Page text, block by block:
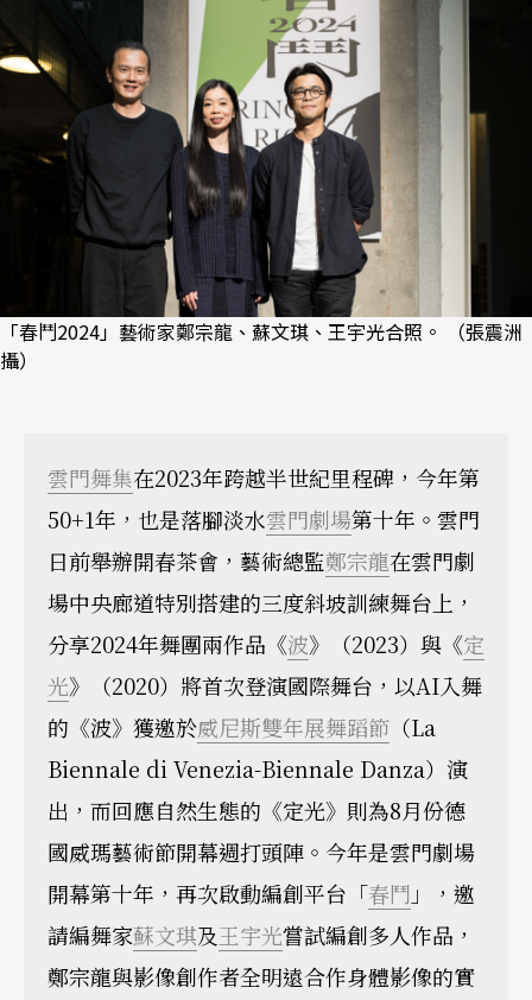
「春鬥2024」藝術家鄭宗龍、蘇文琪、王宇光合照。 （張震洲
攝）
雲門舞集在2023年跨越半世紀里程碑，今年第
50+1年，也是落腳淡水雲門劇場第十年。雲門
日前舉辦開春茶會，藝術總監鄭宗龍在雲門劇
場中央廊道特別搭建的三度斜坡訓練舞台上，
分享2024年舞團兩作品《波》（2023）與《定
光》（2020）將首次登演國際舞台，以AI入舞
的《波》獲邀於威尼斯雙年展舞蹈節 （La
Biennale di Venezia-Biennale Danza）演
出，而回應自然生態的《定光》則為8月份德
國威瑪藝術節開幕週打頭陣。今年是雲門劇場
開幕第十年，再次啟動編創平台「春鬥 」，邀
請編舞家蘇文琪及王宇光嘗試編創多人作品，
鄭宗龍與影像創作者全明遠合作身體影像的實